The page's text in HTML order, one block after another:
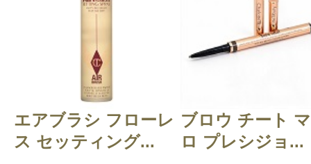
エアブラシ フローレ
ス セッティング...
ブロウ チート
ロ プレシジョ...